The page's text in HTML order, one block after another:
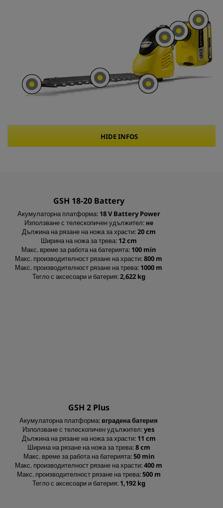
GSH 18-20 Battery
Акумулаторна платформа: 18 V Battery Power
Използване с телескопичен удължител: не
Дължина на рязане на ножа за храсти:20 cm
Ширина на ножа за трева: 12 cm
Макс. време за работа на батерията: 100 min
Макс. производителност рязане на храсти:800 m
Макс. производителност рязане на трева: 1000 m
Тегло с аксесоари и батерия:2,622 kg
o
GSH 2 Plus
Акумулаторна платформа: вградена батерия
Използване с телескопичен удължител:yes
Дължина на рязане на ножа за храсти: 11 cm
Ширина на рязане на ножа за трева:8 cm
Макс. време за работа на батерията:50 min
Макс. производителност рязане на храсти:400 m
Макс. производителност рязане на трева:500 m
Тегло с аксесоари и батерия: 1,192 kg